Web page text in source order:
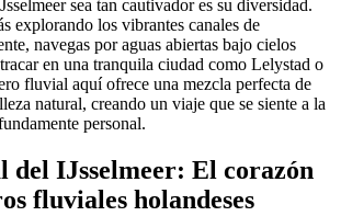
sea tan cautivador es su diversidad.
explorando los vibrantes canales de
navegas por aguas abiertas bajo cielos
en una tranquila ciudad como Lelystad o
fluvial aquí ofrece una mezcla perfecta de
natural, creando un viaje que se siente a la
personal.
del IJsselmeer: El corazón
fluviales holandeses